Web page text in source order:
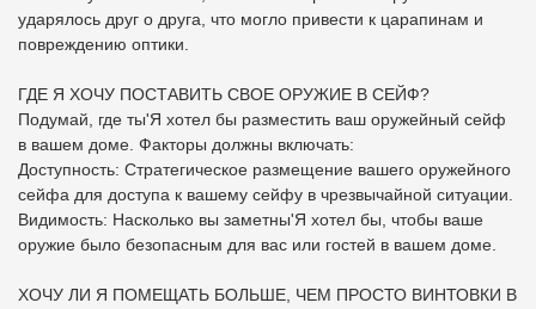
ударялось друг о друга, что могло привести к царапинам и
повреждению оптики.
ГДЕ Я ХОЧУ ПОСТАВИТЬ СВОЕ ОРУЖИЕ В СЕЙФ?
Подумай, где ты'Я хотел бы разместить ваш оружейный сейф
в вашем доме. Факторы должны включать:
Доступность: Стратегическое размещение вашего оружейного
сейфа для доступа к вашему сейфу в чрезвычайной ситуации.
Видимость: Насколько вы заметны'Я хотел бы, чтобы ваше
оружие было безопасным для вас или гостей в вашем доме.
ХОЧУ ЛИ Я ПОМЕЩАТЬ БОЛЬШЕ, ЧЕМ ПРОСТО ВИНТОВКИ В
утопленными дверцами,
которые открываются на 180°
внутренней части сейфа.*
Полностью регулируемые
полки, включая 1 верхнюю
полку и 1 регулируемую
боковую полку.